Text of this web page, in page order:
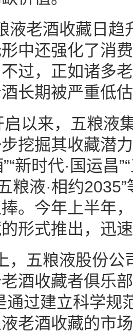
液老酒收藏日趋
中还强化了消
过，正如诸多
长期被严重低
启以来，五粮液
挖掘其收藏潜
新时代·国运昌
粮液·相约
。今年上半年
形式推出，迅
，五粮液股份公
酒收藏者俱乐
通过建立科学规
老酒收藏的市